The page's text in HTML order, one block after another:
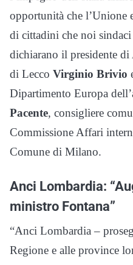
opportunità che l’Unione
di cittadini che noi
dichiarano il presidente
di Lecco Virginio Brivio
Dipartimento Europa
Pacente, consigliere
Commissione Affari
Comune di Milano.
Anci Lombardia:
ministro Fontana”
“Anci Lombardia –
Regione e alle province